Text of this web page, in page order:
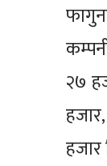
२७
हजार